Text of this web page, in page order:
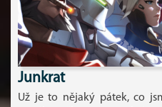
Junkrat
Už je to nějaký pátek, co